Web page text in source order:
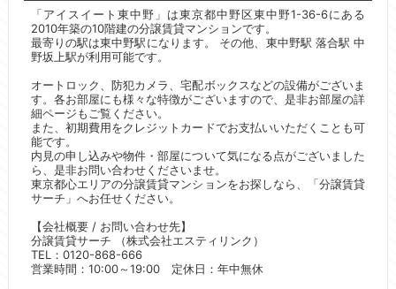
「アイスイート東中野」は東京都中野区東中野1-36-6にある
2010年築の10階建の分譲賃貸マンションです。
最寄りの駅は東中野駅になります。 その他、東中野駅 落合駅 中
野坂上駅が利用可能です。
オートロック、防犯カメラ、宅配ボックスなどの設備がございま
す。各お部屋にも様々な特徴がございますので、是非お部屋の詳
細ページもご覧ください。
また、初期費用をクレジットカードでお支払いいただくことも可
能です。
内見の申し込みや物件・部屋について気になる点がございました
ら、是非お問い合わせくださいませ。
東京都心エリアの分譲賃貸マンションをお探しなら、「分譲賃貸
サーチ」へお任せください。
【会社概要 / お問い合わせ先】
分譲賃貸サーチ （株式会社エスティリンク）
TEL：0120-868-666
営業時間：10:00～19:00 定休日：年中無休